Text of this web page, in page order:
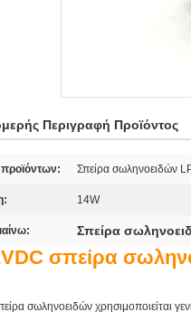
Περιγραφή Προϊόντος
Σπείρα σωληνοειδών
14W
Σπείρα
σπείρα
σωληνοειδών χρησιμοποιείται